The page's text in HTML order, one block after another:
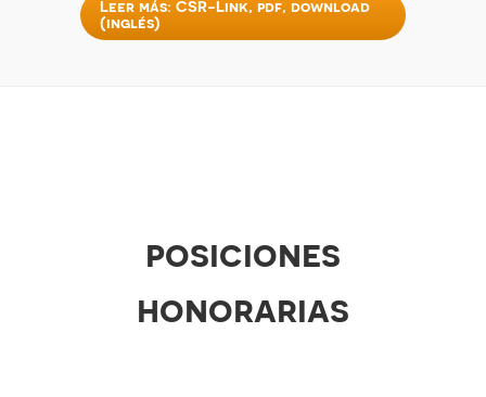
Leer más: CSR-Link, pdf, download
(inglés)
posiciones
honorarias